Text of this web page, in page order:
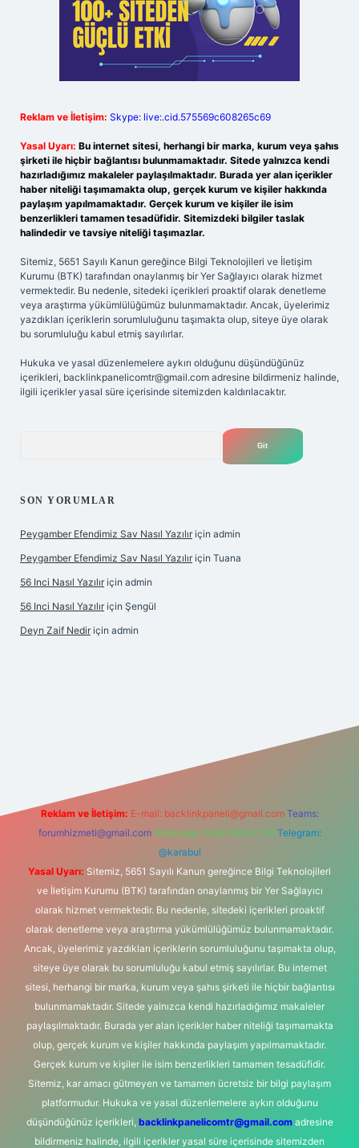
Reklam ve İletişim: Skype: live:.cid.575569c608265c69
Yasal Uyarı: Bu internet sitesi, herhangi bir marka, kurum veya şahıs
şirketi ile hiçbir bağlantısı bulunmamaktadır. Sitede yalnızca kendi
hazırladığımız makaleler paylaşılmaktadır. Burada yer alan içerikler
haber niteliği taşımamakta olup, gerçek kurum ve kişiler hakkında
paylaşım yapılmamaktadır. Gerçek kurum ve kişiler ile isim
benzerlikleri tamamen tesadüfidir. Sitemizdeki bilgiler taslak
halindedir ve tavsiye niteliği taşımazlar.
Sitemiz, 5651 Sayılı Kanun gereğince Bilgi Teknolojileri ve İletişim
Kurumu (BTK) tarafından onaylanmış bir Yer Sağlayıcı olarak hizmet
vermektedir. Bu nedenle, sitedeki içerikleri proaktif olarak denetleme
veya araştırma yükümlülüğümüz bulunmamaktadır. Ancak, üyelerimiz
yazdıkları içeriklerin sorumluluğunu taşımakta olup, siteye üye olarak
bu sorumluluğu kabul etmiş sayılırlar.
Hukuka ve yasal düzenlemelere aykırı olduğunu düşündüğünüz
içerikleri, backlinkpanelicomtr@gmail.com adresine bildirmeniz halinde,
ilgili içerikler yasal süre içerisinde sitemizden kaldırılacaktır.
SON YORUMLAR
Peygamber Efendimiz Sav Nasıl Yazılır için admin
Peygamber Efendimiz Sav Nasıl Yazılır için Tuana
56 Inci Nasıl Yazılır için admin
56 Inci Nasıl Yazılır için Şengül
Deyn Zaif Nedir için admin
Reklam ve İletişim: E-mail: backlinkpaneli@gmail.com Teams:
forumhizmeti@gmail.com Whatsapp: 0262 606 0 726 Telegram:
@karabul
Yasal Uyarı: Sitemiz, 5651 Sayılı Kanun gereğince Bilgi Teknolojileri
ve İletişim Kurumu (BTK) tarafından onaylanmış bir Yer Sağlayıcı
olarak hizmet vermektedir. Bu nedenle, sitedeki içerikleri proaktif
olarak denetleme veya araştırma yükümlülüğümüz bulunmamaktadır.
Ancak, üyelerimiz yazdıkları içeriklerin sorumluluğunu taşımakta olup,
siteye üye olarak bu sorumluluğu kabul etmiş sayılırlar. Bu internet
sitesi, herhangi bir marka, kurum veya şahıs şirketi ile hiçbir bağlantısı
bulunmamaktadır. Sitede yalnızca kendi hazırladığımız makaleler
paylaşılmaktadır. Burada yer alan içerikler haber niteliği taşımamakta
olup, gerçek kurum ve kişiler hakkında paylaşım yapılmamaktadır.
Gerçek kurum ve kişiler ile isim benzerlikleri tamamen tesadüfidir.
Sitemiz, kar amacı gütmeyen ve tamamen ücretsiz bir bilgi paylaşım
platformudur. Hukuka ve yasal düzenlemelere aykırı olduğunu
düşündüğünüz içerikleri, backlinkpanelicomtr@gmail.comadresine
bildirmeniz halinde, ilgili içerikler yasal süre içerisinde sitemizden